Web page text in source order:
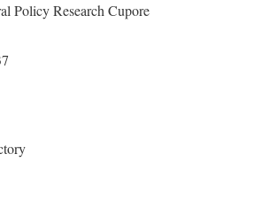
Policy Research Cupore